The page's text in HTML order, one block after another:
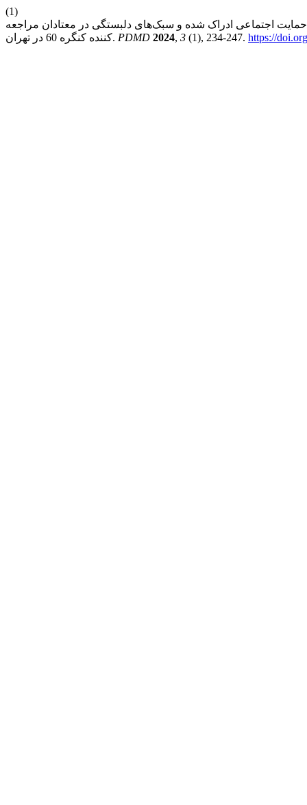
(1)
اجتماعی ادراک شده و سبک‌های دلبستگی در معتادان مراجعه
کننده کنگره 60 در تهران. PDMD 2024, 3 (1), 234-247. https://